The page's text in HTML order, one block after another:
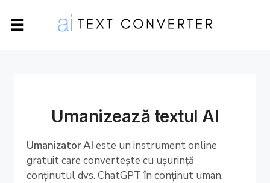
☰
Umanizează textul AI
Umanizator AI este un instrument online
gratuit care convertește cu ușurință
conținutul dvs. ChatGPT în conținut uman,